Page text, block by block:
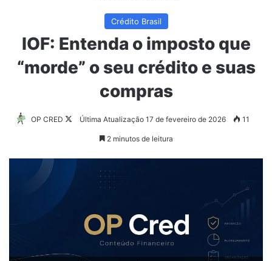
Crédito Brasil
IOF: Entenda o imposto que
“morde” o seu crédito e suas
compras
OP CRED
Follow
Última Atualização 17 de fevereiro de 2026 11
2 minutos de leitura